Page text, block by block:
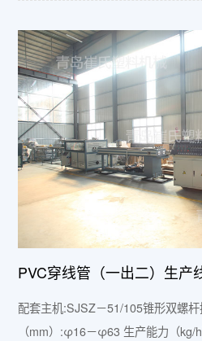
PVC穿线管（一出二）生产
配套主机:SJSZ－51/105锥形双螺
（mm）:φ16－φ63 生产能力（kg/